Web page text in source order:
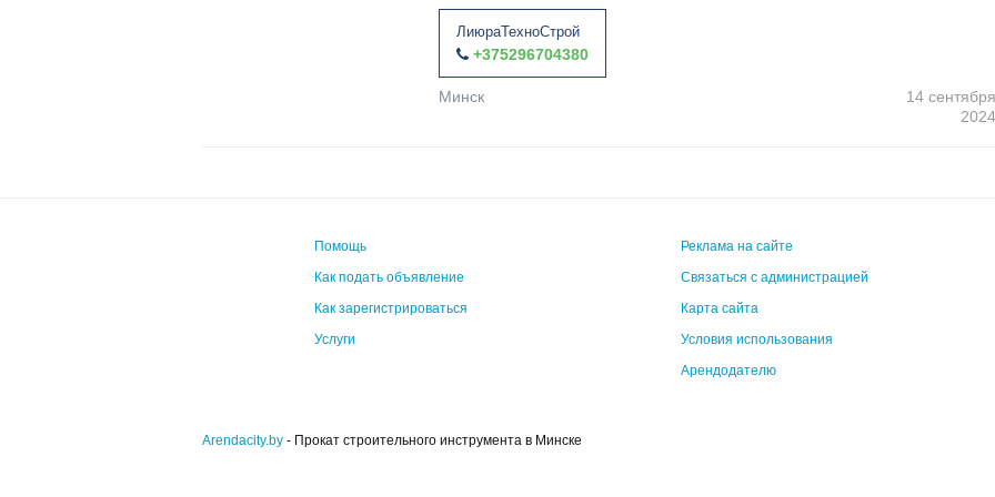
ЛиюраТехноСтрой
+375296704380
Минск
14 сентября
2024
Помощь
Как подать объявление
Как зарегистрироваться
Услуги
Реклама на сайте
Связаться с администрацией
Карта сайта
Условия использования
Арендодателю
Arendacity.by - Прокат строительного инструмента в Минске